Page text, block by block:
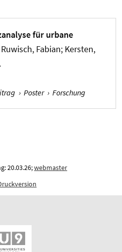
für urbane
Ruwisch, Fabian; Kersten,
.
› Poster › Forschung
20.03.26;webmaster